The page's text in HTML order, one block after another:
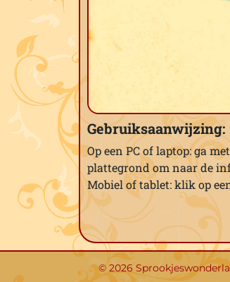
Gebruiksaanwijzing:
Op een PC of laptop: ga
plattegrond om naar de
Mobiel of tablet: klik op
© 2026